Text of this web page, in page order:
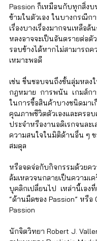
Passion ก็เหมือนกับทุกสิ่ง
ข้ามในตัวเอง ในบางกรณีก
เรื่องบางเรื่องมากจนเหลือล้
หลงอาจจะเป็นอันตรายต่อตั
รอบข้างได้หากไม่สามารถ
เหมาะพอดี
เช่น ชื่นชอบจนถึงขั้นลุ่มหลง
กฎหมาย  การพนัน  เกมส์ก
ในการซื้อสินค้าบางชนิดมาเ
คุณภาพชีวิตตัวเองและครอ
ประจำหรืองานอดิเรกจนละ
ความสนใจในมิติด้านอื่น ๆ ข
สมดุล
หรือจดจ่อกับกิจกรรมด้วยค
ล้มเหลวจนกลายเป็นความเค
บุคลิกเปลี่ยนไป  เหล่านี้เองที่
“ด้านมืดของ Passion” หรือ
Passion
นักจิตวิทยา Robert J.